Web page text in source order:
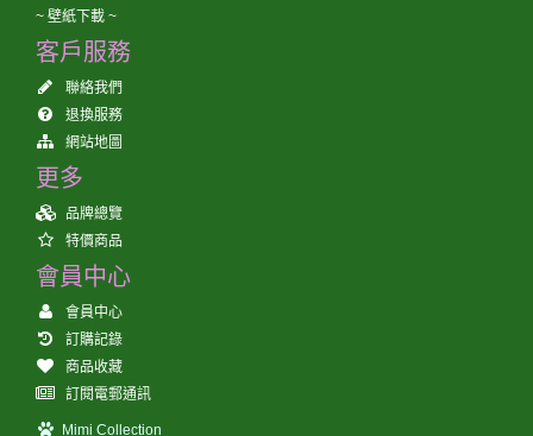
~ 壁紙下載 ~
客戶服務
聯絡我們
退換服務
網站地圖
更多
品牌總覽
特價商品
會員中心
會員中心
訂購記錄
商品收藏
訂閱電郵通訊
Mimi Collection